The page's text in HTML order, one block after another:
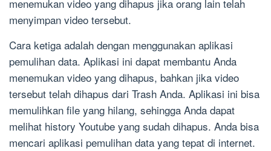
menemukan video yang dihapus jika orang lain telah
menyimpan video tersebut.
Cara ketiga adalah dengan menggunakan aplikasi
pemulihan data. Aplikasi ini dapat membantu Anda
menemukan video yang dihapus, bahkan jika video
tersebut telah dihapus dari Trash Anda. Aplikasi ini bisa
memulihkan file yang hilang, sehingga Anda dapat
melihat history Youtube yang sudah dihapus. Anda bisa
mencari aplikasi pemulihan data yang tepat di internet.